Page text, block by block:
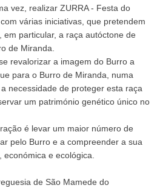
vez, realizar ZURRA - Festa do
várias iniciativas, que pretendem
particular, a raça autóctone de
de Miranda.
revalorizar a imagem do Burro a
para o Burro de Miranda, numa
necessidade de proteger esta raça
um património genético único no
é levar um maior número de
pelo Burro e a compreender a sua
e ecológica.
de São Mamede do